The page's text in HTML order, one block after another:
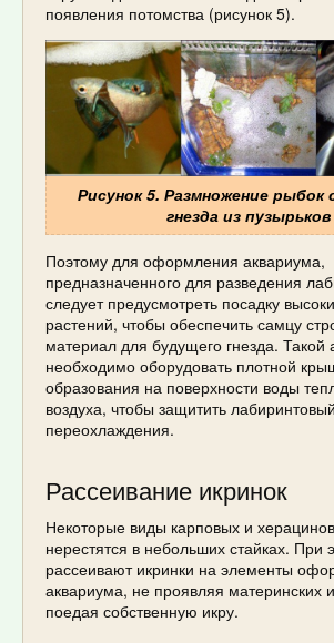
появления потомства (рисунок 5).
Рисунок 5. Размножение
гнезда из пузырьков
Поэтому для оформления аквариума,
предназначенного для разведения
следует предусмотреть посадку
растений, чтобы обеспечить самцу
материал для будущего гнезда. Такой
необходимо оборудовать плотной
образования на поверхности воды
воздуха, чтобы защитить
переохлаждения.
Рассеивание икринок
Некоторые виды карповых и
нерестятся в небольших стайках. При
рассеивают икринки на элементы
аквариума, не проявляя материнских
поедая собственную икру.